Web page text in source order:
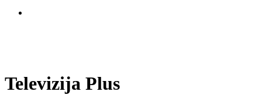
Televizija Plus